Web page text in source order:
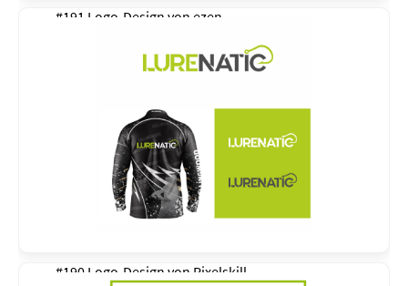
#191 Logo-Design von ezen
#190 Logo-Design von Pixelskill